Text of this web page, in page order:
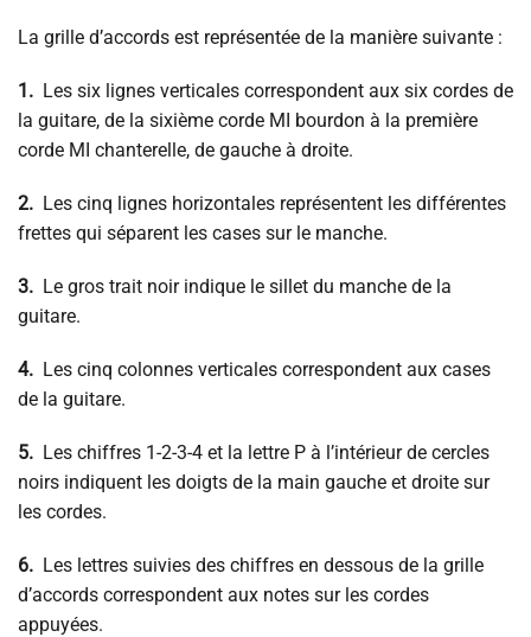
La grille d’accords est représentée de la manière suivante :
1. Les six lignes verticales correspondent aux six cordes de
la guitare, de la sixième corde MI bourdon à la première
corde MI chanterelle, de gauche à droite.
2. Les cinq lignes horizontales représentent les différentes
frettes qui séparent les cases sur le manche.
3. Le gros trait noir indique le sillet du manche de la
guitare.
4. Les cinq colonnes verticales correspondent aux cases
de la guitare.
5. Les chiffres 1-2-3-4 et la lettre P à l’intérieur de cercles
noirs indiquent les doigts de la main gauche et droite sur
les cordes.
6. Les lettres suivies des chiffres en dessous de la grille
d’accords correspondent aux notes sur les cordes
appuyées.